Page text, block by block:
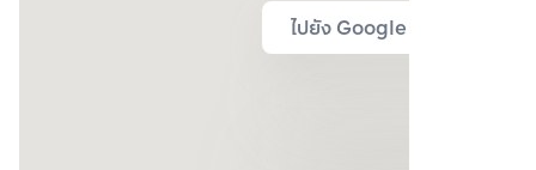
ไปยัง Google Map